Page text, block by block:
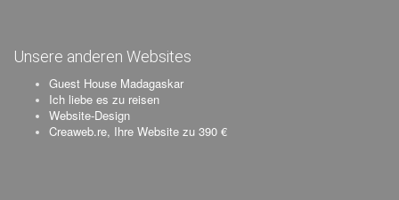
Unsere anderen Websites
Guest House Madagaskar
Ich liebe es zu reisen
Website-Design
Creaweb.re, Ihre Website zu 390 €